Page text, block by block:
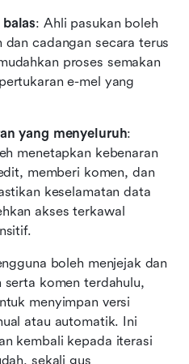
: Ahli pasukan boleh
dan cadangan secara terus
proses semakan
e-mel yang
yang menyeluruh:
menetapkan kebenaran
memberi komen, dan
keselamatan data
akses terkawal
boleh menjejak dan
serta komen terdahulu,
menyimpan versi
atau automatik. Ini
kembali kepada iterasi
sekali gus